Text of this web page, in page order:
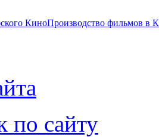
КиноПроизводство фильмов в
по сайту